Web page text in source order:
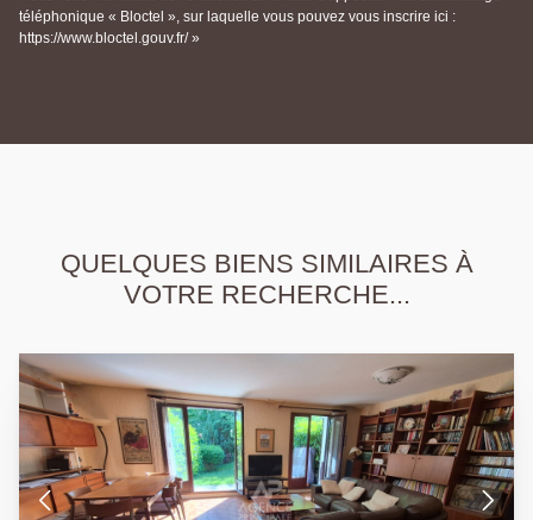
téléphonique « Bloctel », sur laquelle vous pouvez vous inscrire ici :
https://www.bloctel.gouv.fr/ »
QUELQUES BIENS SIMILAIRES À
VOTRE RECHERCHE...